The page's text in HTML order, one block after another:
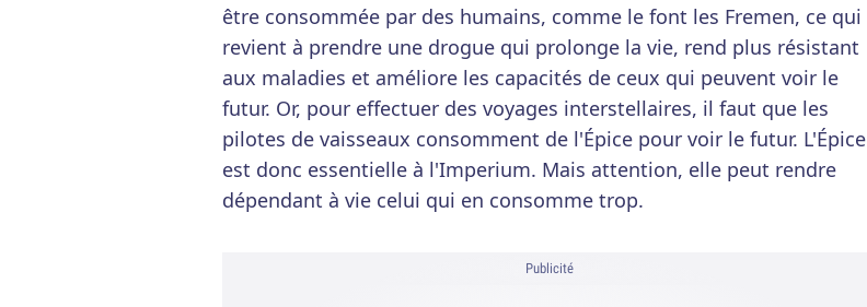
être consommée par des humains, comme le font les Fremen, ce qui
revient à prendre une drogue qui prolonge la vie, rend plus résistant
aux maladies et améliore les capacités de ceux qui peuvent voir le
futur. Or, pour effectuer des voyages interstellaires, il faut que les
pilotes de vaisseaux consomment de l'Épice pour voir le futur. L'Épice
est donc essentielle à l'Imperium. Mais attention, elle peut rendre
dépendant à vie celui qui en consomme trop.
Publicité